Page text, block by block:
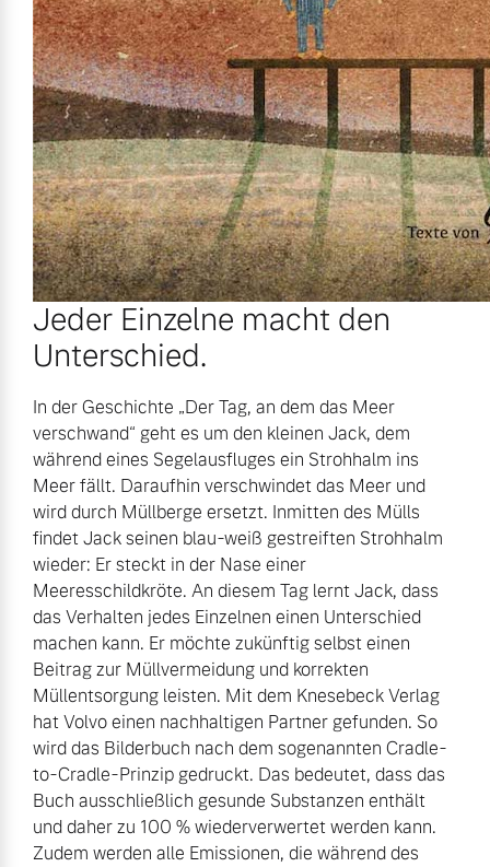
Jeder Einzelne macht den
Unterschied.
In der Geschichte „Der Tag, an dem das Meer
verschwand“ geht es um den kleinen Jack, dem
während eines Segelausfluges ein Strohhalm ins
Meer fällt. Daraufhin verschwindet das Meer und
wird durch Müllberge ersetzt. Inmitten des Mülls
findet Jack seinen blau-weiß gestreiften Strohhalm
wieder: Er steckt in der Nase einer
Meeresschildkröte. An diesem Tag lernt Jack, dass
das Verhalten jedes Einzelnen einen Unterschied
machen kann. Er möchte zukünftig selbst einen
Beitrag zur Müllvermeidung und korrekten
Müllentsorgung leisten. Mit dem Knesebeck Verlag
hat Volvo einen nachhaltigen Partner gefunden. So
wird das Bilderbuch nach dem sogenannten Cradle-
to-Cradle-Prinzip gedruckt. Das bedeutet, dass das
Buch ausschließlich gesunde Substanzen enthält
und daher zu 100 % wiederverwertet werden kann.
Zudem werden alle Emissionen, die während des